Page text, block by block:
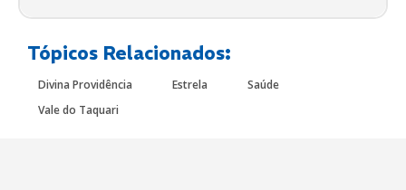
Tópicos Relacionados:
Divina Providência Estrela
Saúde
Vale do Taquari